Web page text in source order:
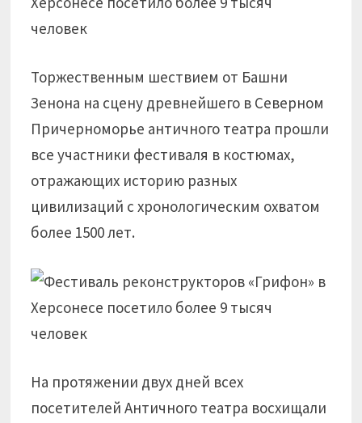
Торжественным шествием от Башни
Зенона на сцену древнейшего в Северном
Причерноморье античного театра прошли
все участники фестиваля в костюмах,
отражающих историю разных
цивилизаций с хронологическим охватом
более 1500 лет.
На протяжении двух дней всех
посетителей Античного театра восхищали